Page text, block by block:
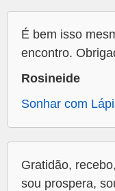
É bem isso
encontro.
Rosineide
Sonhar com
Gratidão,
sou prospera,